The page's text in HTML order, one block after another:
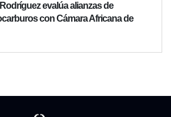
evalúa alianzas de
con Cámara Africana de